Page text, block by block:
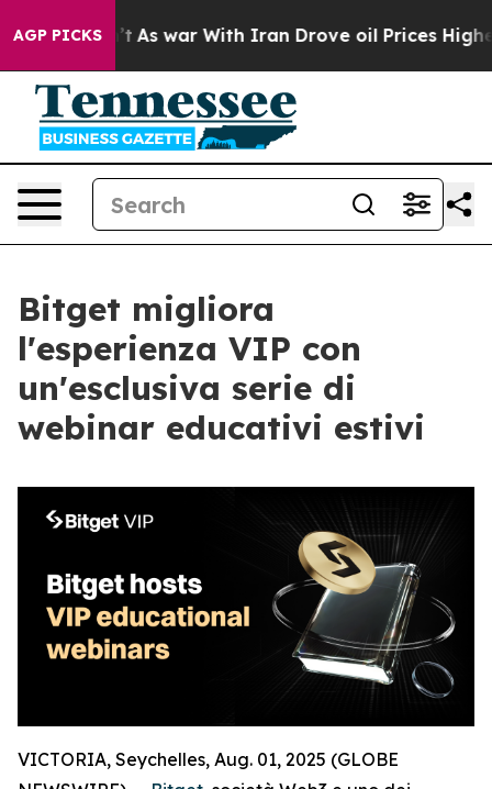
AGP PICKS
Didn’t As war With Iran Drove oil Prices Higher,
Bitget migliora
l'esperienza VIP con
un'esclusiva serie di
webinar educativi estivi
VICTORIA, Seychelles, Aug. 01, 2025 (GLOBE